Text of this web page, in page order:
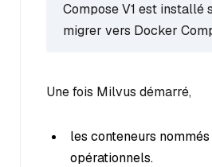
Compose V1 est installé
migrer vers Docker
Une fois Milvus démarré,
les conteneurs nommés
opérationnels.